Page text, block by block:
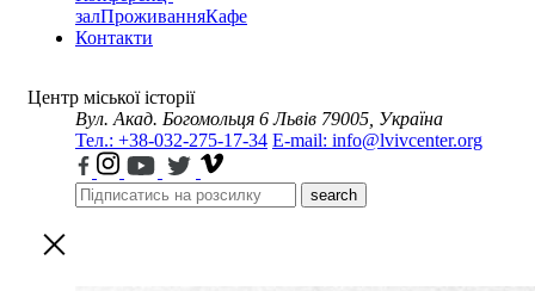
залПроживанняКафе
Контакти
Центр міської історії
Вул. Акад. Богомольця 6 Львів 79005, Україна
Тел.: +38-032-275-17-34 E-mail: info@lvivcenter.org
search